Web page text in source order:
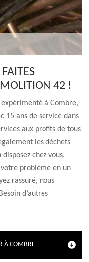
42 !
à Combre,
15 ans de service dans
aux profits de tous
les déchets
chez vous,
problème en un
rassuré, nous
d’autres
À COMBRE